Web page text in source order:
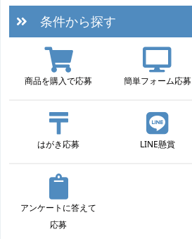
条件から探す
商品を購入で応募 簡単フォーム応募
はがき応募 LINE懸賞
アンケートに答えて
応募